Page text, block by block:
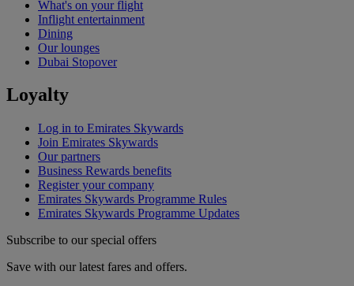
What's on your flight
Inflight entertainment
Dining
Our lounges
Dubai Stopover
Loyalty
Log in to Emirates Skywards
Join Emirates Skywards
Our partners
Business Rewards benefits
Register your company
Emirates Skywards Programme Rules
Emirates Skywards Programme Updates
Subscribe to our special offers
Save with our latest fares and offers.